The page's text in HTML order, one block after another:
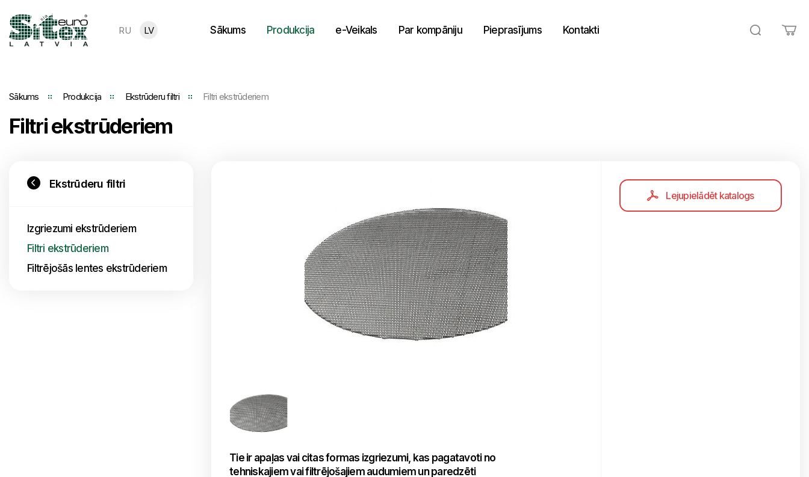
RU LV Sākums Produkcija e-Veikals Par kompāniju Pieprasījums Kontakti
Sākums Produkcija Ekstrūderu filtri Filtri ekstrūderiem
Filtri ekstrūderiem
Ekstrūderu filtri
Izgriezumi ekstrūderiem
Filtri ekstrūderiem
Filtrējošās lentes ekstrūderiem
Tie ir apaļas vai citas formas izgriezumi, kas pagatavoti no
tehniskajiem vai filtrējošajiem audumiem un paredzēti
Lejupielādēt katalogs